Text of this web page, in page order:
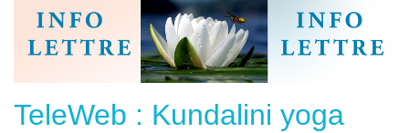
TeleWeb : Kundalini yoga